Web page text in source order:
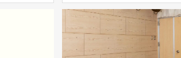
らぶGROUP